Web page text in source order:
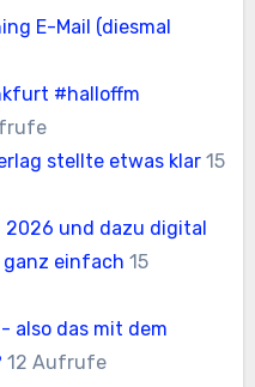
E-Mail (diesmal
#halloffm
stellte etwas klar 15
2026 und dazu digital
ganz einfach 15
also das mit dem
12 Aufrufe